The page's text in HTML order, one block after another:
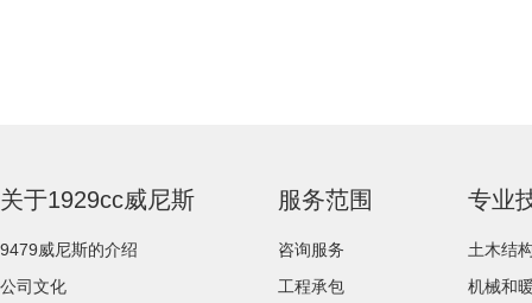
关于1929cc威尼斯
9479威尼斯的介绍
公司文化
服务范围
咨询服务
工程承包
专业
土木结
机械和